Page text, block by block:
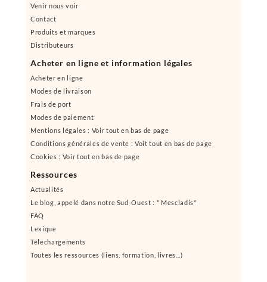
Venir nous voir
Contact
Produits et marques
Distributeurs
Acheter en ligne et information légales
Acheter en ligne
Modes de livraison
Frais de port
Modes de paiement
Mentions légales : Voir tout en bas de page
Conditions générales de vente : Voit tout en bas de page
Cookies : Voir tout en bas de page
Ressources
Actualités
Le blog, appelé dans notre Sud-Ouest : " Mescladis"
FAQ
Lexique
Téléchargements
Toutes les ressources (liens, formation, livres...)